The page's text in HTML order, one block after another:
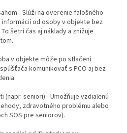
- Slúži na overenie falošného
informácií od osoby v objekte bez
šetrí čas aj náklady a znižuje
v objekte môže po stlačení
komunikovať s PCO aj bez
(napr. seniori) - Umožňuje vzdialenú
zdravotného problému alebo
SOS pre seniorov).